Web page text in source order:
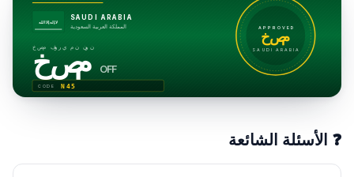
لا إله إلا الله
SAUDI ARABIA
المملكة العربية السعودية
خصم فوري من نون
خصم OFF
CODE N45
APPROVED
خصم
SAUDI ARABIA
❓ الأسئلة الشائعة